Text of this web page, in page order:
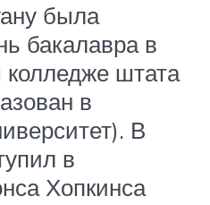
была
бакалавра в
колледже штата
в
В
в
Хопкинса